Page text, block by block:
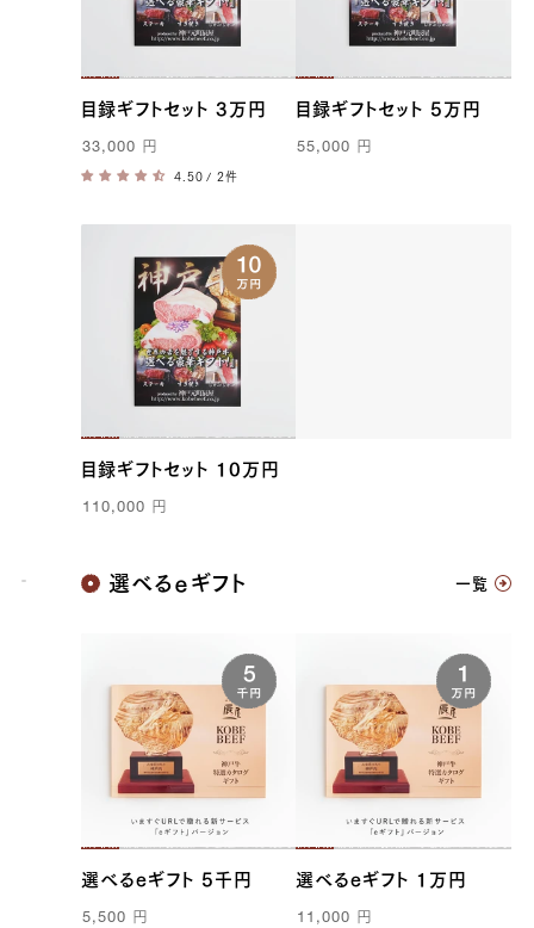
目録ギフトセット 3万円
33,000 円
/ 2件
目録ギフトセット 5万円
55,000 円
目録ギフトセット 10万円
110,000 円
神戸牛
選べるｅギフト 一覧
選べるeギフト 5千円
5,500 円
選べるeギフト 1万円
11,000 円